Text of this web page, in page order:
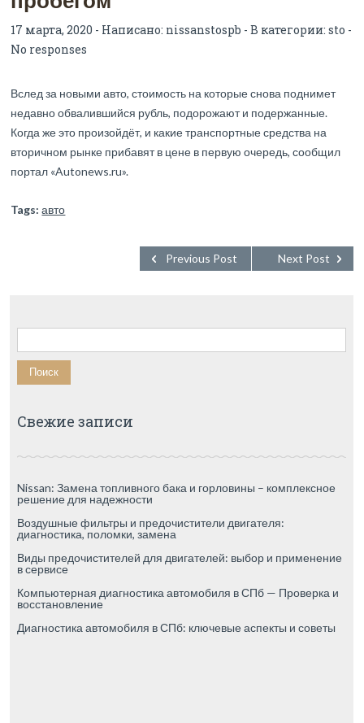
17 марта, 2020 - Написано: nissanstospb - В категории:sto -
No responses
Вслед за новыми авто, стоимость на которые снова поднимет
недавно обвалившийся рубль, подорожают и подержанные.
Когда же это произойдёт, и какие транспортные средства на
вторичном рынке прибавят в цене в первую очередь, сообщил
портал «Autonews.ru».
Tags: авто
Next Post
Previous Post
Найти:
Свежие записи
Nissan: Замена топливного бака и горловины – комплексное
решение для надежности
Воздушные фильтры и предочистители двигателя:
диагностика, поломки, замена
Виды предочистителей для двигателей: выбор и применение
в сервисе
Компьютерная диагностика автомобиля в СПб — Проверка и
восстановление
Диагностика автомобиля в СПб: ключевые аспекты и советы